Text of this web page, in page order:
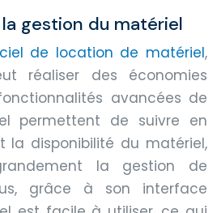
gestion du matériel
de location de matériel,
réaliser des économies
avancées de
permettent de suivre en
la disponibilité du matériel,
la gestion de
grâce à son interface